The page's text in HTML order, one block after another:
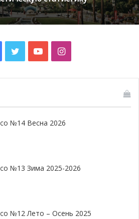
королевских драгоценностей.
положило начало Интерполу.
TwitterYouTubeInstagram
№14 Весна 2026
№13 Зима 2025-2026
№12 Лето – Осень 2025